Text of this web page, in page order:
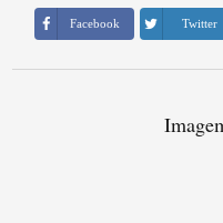
Facebook Twitter